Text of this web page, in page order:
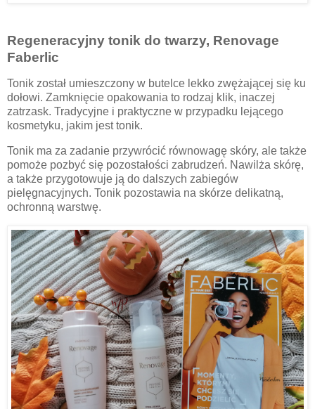
Regeneracyjny tonik do twarzy, Renovage
Faberlic
Tonik został umieszczony w butelce lekko zwężającej się ku
dołowi. Zamknięcie opakowania to rodzaj klik, inaczej
zatrzask. Tradycyjne i praktyczne w przypadku lejącego
kosmetyku, jakim jest tonik.
Tonik ma za zadanie przywrócić równowagę skóry, ale także
pomoże pozbyć się pozostałości zabrudzeń. Nawilża skórę,
a także przygotowuje ją do dalszych zabiegów
pielęgnacyjnych. Tonik pozostawia na skórze delikatną,
ochronną warstwę.